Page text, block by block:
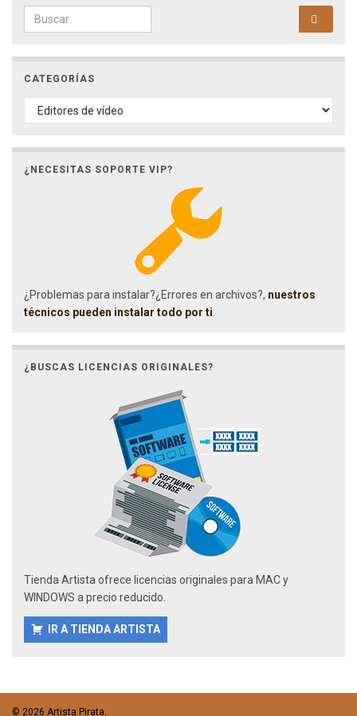
Search for:
CATEGORÍAS
CATEGORÍAS
¿NECESITAS SOPORTE VIP?
¿Problemas para instalar?¿Errores en archivos?, nuestros
técnicos pueden instalar todo por ti
¿BUSCAS LICENCIAS ORIGINALES?
Tienda Artista ofrece licencias originales para MAC y
WINDOWS a precio reducido.
IR A TIENDA ARTISTA
© 2026 Artista Pirata.